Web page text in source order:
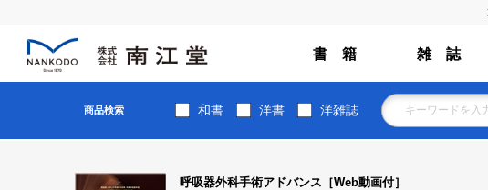
書 籍 雑 誌
商品検索 和書 洋書 洋雑誌
呼吸器外科手術アドバンス［Web動画付］